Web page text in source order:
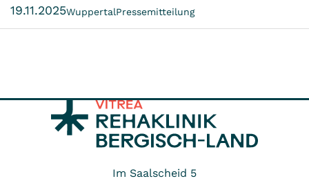
19.11.2025WuppertalPressemitteilung
Im Saalscheid 5